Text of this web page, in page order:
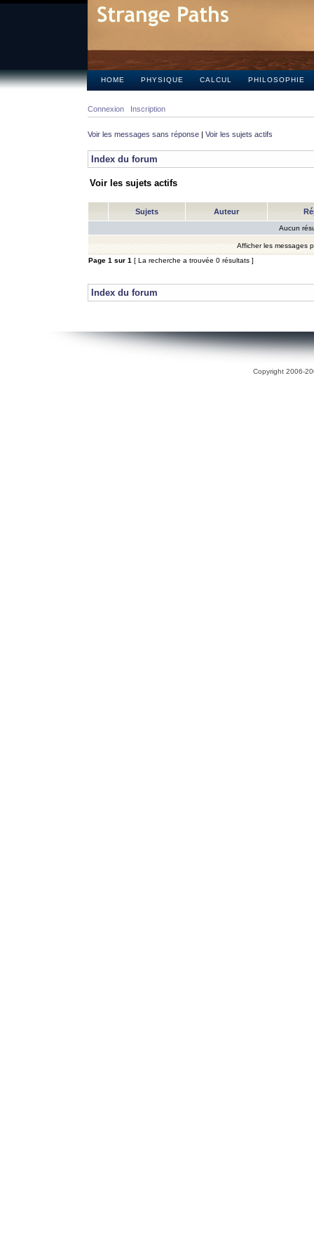
HOME PHYSIQUE CALCUL PHILOSOPHIE
Connexion Inscription
Voir les messages sans réponse | Voir les sujets actifs
Index du forum
Voir les sujets actifs
Sujets Auteur
Aucun
Afficher les messages
Page 1 sur 1 [ La recherche a trouvée 0 résultats ]
Index du forum
Copyright 2006-